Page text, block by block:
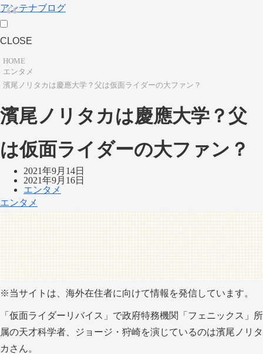
アンテナブログ
CLOSE
HOME
エンタメ
濱尾ノリタカは慶應大学？父は仮面ライダーの大ファン？
濱尾ノリタカは慶應大学？父
は仮面ライダーの大ファン？
2021年9月14日
2021年9月16日
エンタメ
エンタメ
※当サイトは、海外在住者に向けて情報を発信しています。
「仮面ライダーリバイス」で政府特務機関「フェニックス」所
属の天才科学者、ジョージ・狩崎を演じているのは濱尾ノリタ
カさん。